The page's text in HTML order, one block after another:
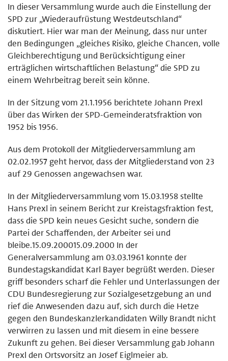
In dieser Versammlung wurde auch die Einstellung der
SPD zur „Wiederaufrüstung Westdeutschland“
diskutiert. Hier war man der Meinung, dass nur unter
den Bedingungen „gleiches Risiko, gleiche Chancen, volle
Gleichberechtigung und Berücksichtigung einer
erträglichen wirtschaftlichen Belastung“ die SPD zu
einem Wehrbeitrag bereit sein könne.
In der Sitzung vom 21.1.1956 berichtete Johann Prexl
über das Wirken der SPD-Gemeinderatsfraktion von
1952 bis 1956.
Aus dem Protokoll der Mitgliederversammlung am
02.02.1957 geht hervor, dass der Mitgliederstand von 23
auf 29 Genossen angewachsen war.
In der Mitgliederversammlung vom 15.03.1958 stellte
Hans Prexl in seinem Bericht zur Kreistagsfraktion fest,
dass die SPD kein neues Gesicht suche, sondern die
Partei der Schaffenden, der Arbeiter sei und
bleibe.15.09.200015.09.2000 In der
Generalversammlung am 03.03.1961 konnte der
Bundestagskandidat Karl Bayer begrüßt werden. Dieser
griff besonders scharf die Fehler und Unterlassungen der
CDU Bundesregierung zur Sozialgesetzgebung an und
rief die Anwesenden dazu auf, sich durch die Hetze
gegen den Bundeskanzlerkandidaten Willy Brandt nicht
verwirren zu lassen und mit diesem in eine bessere
Zukunft zu gehen. Bei dieser Versammlung gab Johann
Prexl den Ortsvorsitz an Josef Eiglmeier ab.